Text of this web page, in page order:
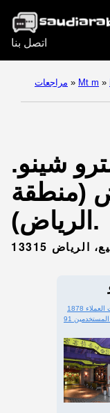
اتصل بنا
مراجعات » Mt m »
شينو.
(منطقة
الرياض).
13315
العملاء
المستخدمين